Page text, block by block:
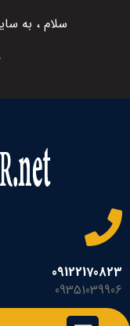
سلام ، به
09122170823
09351039906